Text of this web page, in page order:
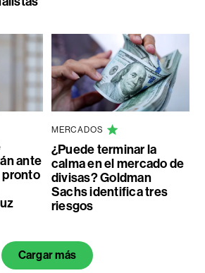
ante
pronto
MERCADOS
¿Puede terminar la
calma en el mercado de
divisas? Goldman
Sachs identifica tres
riesgos
Cargar más